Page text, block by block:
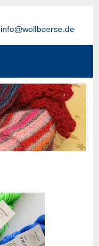
info@wollboerse.de